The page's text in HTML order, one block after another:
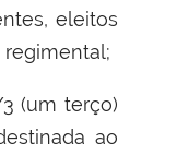
eleitos
regimental;
(um terço)
ao